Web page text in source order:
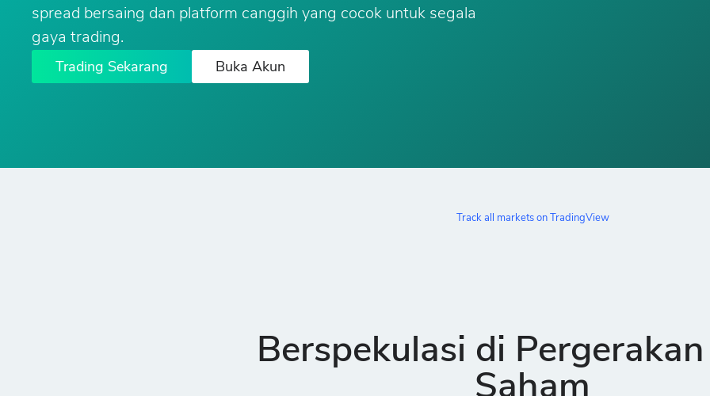
spread bersaing dan platform canggih yang cocok untuk segala
gaya trading.
Trading Sekarang Buka Akun
Track all markets on TradingView
Berspekulasi di